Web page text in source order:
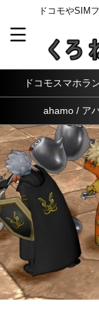
ドコモやSIM
ドコモスマホラ
ahamo / ア